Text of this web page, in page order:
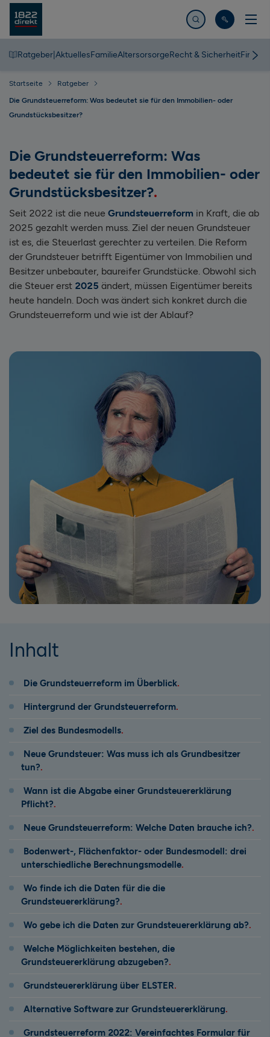
Jetzt suchen
Ratgeber AktuellesFamilieAltersorsorgeRecht & Sicherheit
Startseite
Ratgeber
Die Grundsteuerreform: Was bedeutet sie für den Immobilien- oder
Grundstücksbesitzer?
Die Grundsteuerreform: Was
bedeutet sie für den Immobilien- oder
Grundstücksbesitzer?
Seit 2022 ist die neue Grundsteuerreform in Kraft, die ab
2025 gezahlt werden muss. Ziel der neuen Grundsteuer
ist es, die Steuerlast gerechter zu verteilen. Die Reform
der Grundsteuer betrifft Eigentümer von Immobilien und
Besitzer unbebauter, baureifer Grundstücke. Obwohl sich
die Steuer erst 2025 ändert, müssen Eigentümer bereits
heute handeln. Doch was ändert sich konkret durch die
Grundsteuerreform und wie ist der Ablauf?
Inhalt
Die Grundsteuerreform im Überblick
Hintergrund der Grundsteuerreform
Ziel des Bundesmodells
Neue Grundsteuer: Was muss ich als Grundbesitzer
tun?
Wann ist die Abgabe einer Grundsteuererklärung
Pflicht?
Neue Grundsteuerreform: Welche Daten brauche ich?
Bodenwert-, Flächenfaktor- oder Bundesmodell: drei
unterschiedliche Berechnungsmodelle
Wo finde ich die Daten für die die
Grundsteuererklärung?
Wo gebe ich die Daten zur Grundsteuererklärung ab?
Welche Möglichkeiten bestehen, die
Grundsteuererklärung abzugeben?
Grundsteuererklärung über ELSTER
Alternative Software zur Grundsteuererklärung
Grundsteuerreform 2022: Vereinfachtes Formular für